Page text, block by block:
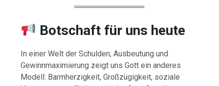
═════════════
Botschaft für uns heute
In einer Welt der Schulden, Ausbeutung und
Gewinnmaximierung zeigt uns Gott ein anderes
Modell: Barmherzigkeit, Großzügigkeit, soziale